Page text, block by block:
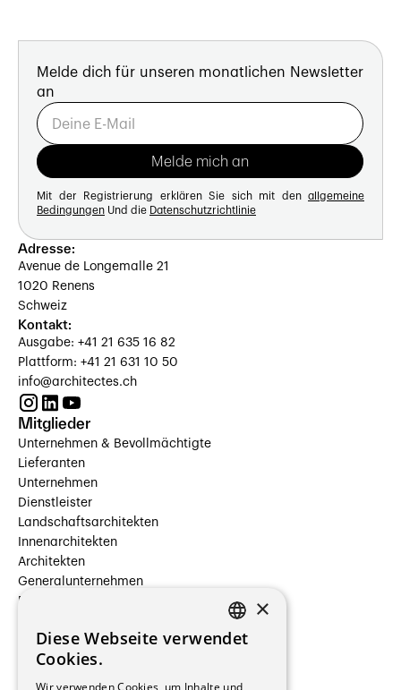
Melde dich für unseren monatlichen Newsletter
an
Mit der Registrierung erklären Sie sich mit den allgemeine
Bedingungen Und die Datenschutzrichtlinie
Adresse:
Avenue de Longemalle 21
1020 Renens
Schweiz
Kontakt:
Ausgabe: +41 21 635 16 82
Plattform: +41 21 631 10 50
info@architectes.ch
Mitglieder
Unternehmen & Bevollmächtigte
Lieferanten
Unternehmen
Dienstleister
Landschaftsarchitekten
Innenarchitekten
Architekten
Generalunternehmen
Beauftragte Unternehmen
Hersteller/Lieferanten
Bauherrschaften
Immobilienverwaltungsgesellschaften
FRENCH
×
Diese Webseite verwendet
Cookies.
Wir verwenden Cookies, um Inhalte und